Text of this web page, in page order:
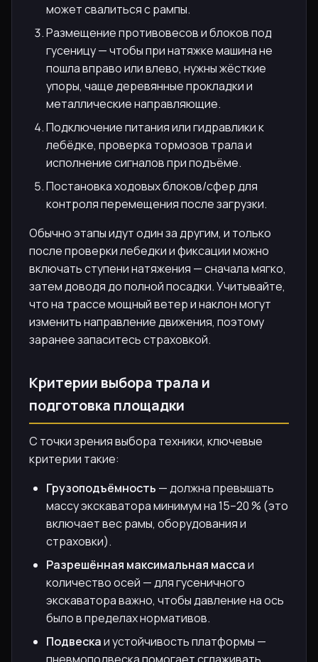
может свалиться с рампы.
Размещение противовесов и блоков под
гусеницу — чтобы при натяжке машина не
пошла вправо или влево, нужны жёсткие
упоры, чаще деревянные прокладки и
металлические направляющие.
Подключение питания или гидравлики к
лебёдке, проверка тормозов трала и
исполнение сигналов при подъёме.
Постановка ходовых блоков/сфер для
контроля перемещения после загрузки.
Обычно этапы идут один за другим, и только
после проверки лебедки и фиксации можно
включать ступени натяжения — сначала мягко,
затем доводя до полной посадки. Учитывайте,
что на трассе мощный ветер и наклон могут
изменить направление движения, поэтому
заранее запаситесь страховкой.
Критерии выбора трала и
подготовка площадки
С точки зрения выбора техники, ключевые
критерии такие:
Грузоподъёмность — должна превышать
массу экскаватора минимум на 15–20 % (это
включает вес рамы, оборудования и
страховки).
Разрешённая максимальная массаи
количество осей — для гусеничного
экскаватора важно, чтобы давление на ось
было в пределах нормативов.
Подвескаи устойчивость платформы —